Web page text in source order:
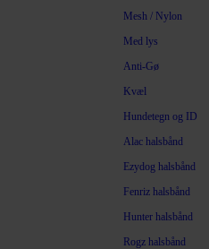
Mesh / Nylon
Med lys
Anti-Gø
Kvæl
Hundetegn og ID
Alac halsbånd
Ezydog halsbånd
Fenriz halsbånd
Hunter halsbånd
Rogz halsbånd